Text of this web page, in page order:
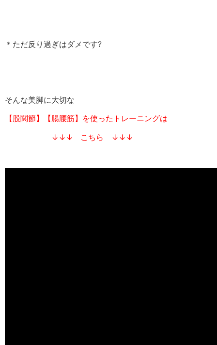
＊ただ反り過ぎはダメです?
そんな美脚に大切な
【股関節】【腸腰筋】を使ったトレーニングは
↓↓↓
こちら ↓↓↓